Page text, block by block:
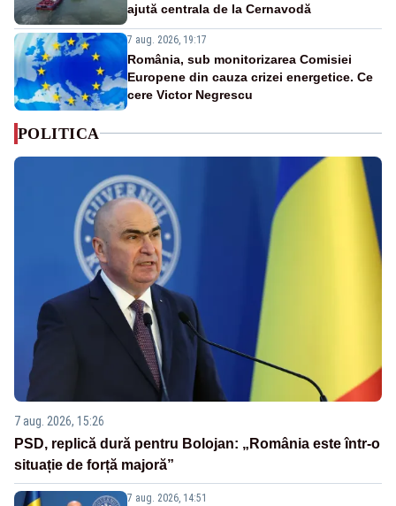
ajută centrala de la Cernavodă
7 aug. 2026, 19:17
România, sub monitorizarea Comisiei
Europene din cauza crizei energetice. Ce
cere Victor Negrescu
POLITICA
7 aug. 2026, 15:26
PSD, replică dură pentru Bolojan: „România este într-o
situație de forță majoră”
7 aug. 2026, 14:51